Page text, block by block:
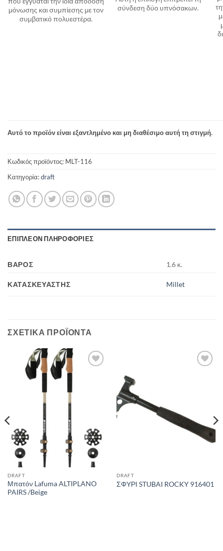
μόνωσης και συμπίεσης με τον
συμβατικό πολυεστέρα.
σύνδεση δύο υπνόσακων.
Αυτό το προϊόν είναι εξαντλημένο και μη διαθέσιμο αυτή τη στιγμή.
Κωδικός προϊόντος: MLT-116
Κατηγορία:draft
ΕΠΙΠΛΈΟΝ ΠΛΗΡΟΦΟΡΊΕΣ
ΒΆΡΟΣ 1.6 κ.
ΚΑΤΑΣΚΕΥΑΣΤΉΣ Millet
ΣΧΕΤΙΚΆ ΠΡΟΪΌΝΤΑ
DRAFT
Μπατόν Lafuma ALTIPLANO
PAIRS /Beige
DRAFT
ΣΦΥΡΙ STUBAI ROCKY 916401